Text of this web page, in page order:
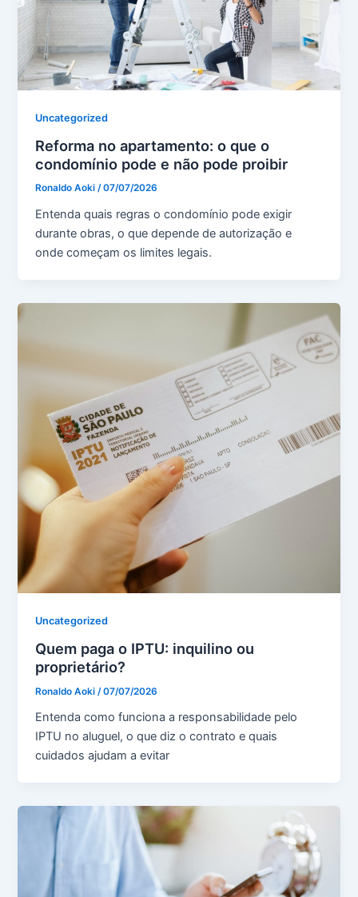
Uncategorized
Reforma no apartamento: o que o
condomínio pode e não pode proibir
Ronaldo Aoki/07/07/2026
Entenda quais regras o condomínio pode exigir
durante obras, o que depende de autorização e
onde começam os limites legais.
Uncategorized
Quem paga o IPTU: inquilino ou
proprietário?
Ronaldo Aoki /07/07/2026
Entenda como funciona a responsabilidade pelo
IPTU no aluguel, o que diz o contrato e quais
cuidados ajudam a evitar